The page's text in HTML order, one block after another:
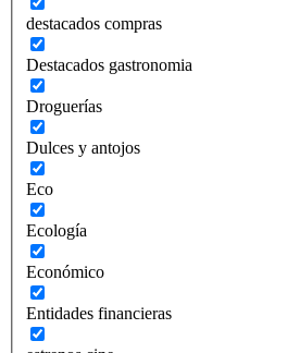
destacados compras
Destacados gastronomia
Droguerías
Dulces y antojos
Eco
Ecología
Económico
Entidades financieras